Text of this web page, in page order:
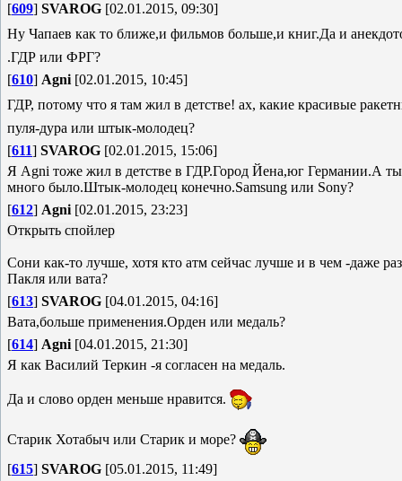
[609] SVAROG [02.01.2015, 09:30]
Ну Чапаев как то ближе,и фильмов больше,и книг.Да и
.ГДР или ФРГ?
[610] Agni [02.01.2015, 10:45]
ГДР, потому что я там жил в детстве! ах, какие красивые
пуля-дура или штык-молодец?
[611] SVAROG [02.01.2015, 15:06]
Я Agni тоже жил в детстве в ГДР.Город Йена,юг Германии.А ты
много было.Штык-молодец конечно.Samsung или Sony?
[612] Agni [02.01.2015, 23:23]
Сони как-то лучше, хотя кто атм сейчас лучше и в чем -даже
Пакля или вата?
[613] SVAROG [04.01.2015, 04:16]
Вата,больше применения.Орден или медаль?
[614] Agni [04.01.2015, 21:30]
Я как Василий Теркин -я согласен на медаль.
Да и слово орден меньше нравится.
Старик Хотабыч или Старик и море?
[615] SVAROG [05.01.2015, 11:49]